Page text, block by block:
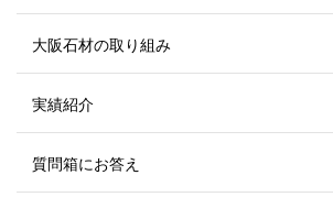
大阪石材の取り組み
実績紹介
質問箱にお答え